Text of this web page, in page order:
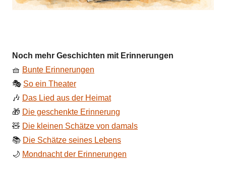
Noch mehr Geschichten mit Erinnerungen
🧺 Bunte Erinnerungen
🎭 So ein Theater
🎶 Das Lied aus der Heimat
🎁 Die geschenkte Erinnerung
🧸 Die kleinen Schätze von damals
📚 Die Schätze seines Lebens
🌙 Mondnacht der Erinnerungen